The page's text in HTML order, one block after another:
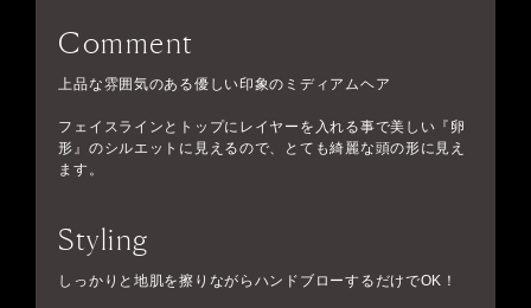
Comment
上品な雰囲気のある優しい印象のミディアムヘア
フェイスラインとトップにレイヤーを入れる事で美しい『卵
形』のシルエットに見えるので、とても綺麗な頭の形に見え
ます。
Styling
しっかりと地肌を擦りながらハンドブローするだけでOK！